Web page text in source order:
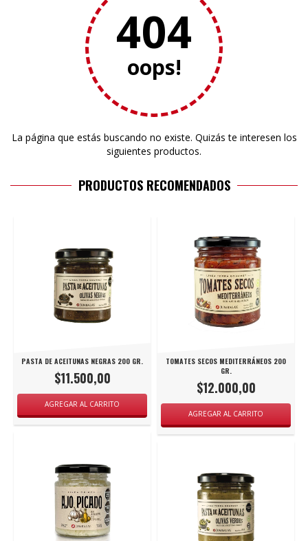
404
oops!
La página que estás buscando no existe. Quizás te interesen los
siguientes productos.
PRODUCTOS RECOMENDADOS
PASTA DE ACEITUNAS NEGRAS 200 GR.
$11.500,00
TOMATES SECOS MEDITERRÁNEOS 200
GR.
$12.000,00